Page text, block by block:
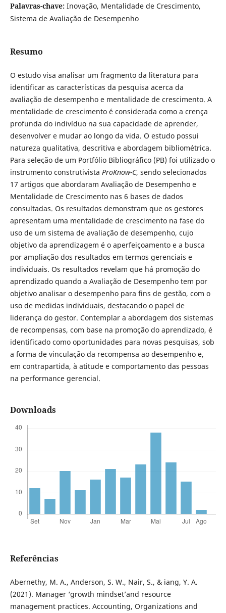
Palavras-chave: Inovação, Mentalidade de Crescimento,
Sistema de Avaliação de Desempenho
Resumo
O estudo visa analisar um fragmento da literatura para
identificar as características da pesquisa acerca da
avaliação de desempenho e mentalidade de crescimento. A
mentalidade de crescimento é considerada como a crença
profunda do indivíduo na sua capacidade de aprender,
desenvolver e mudar ao longo da vida. O estudo possui
natureza qualitativa, descritiva e abordagem bibliométrica.
Para seleção de um Portfólio Bibliográfico (PB) foi utilizado o
instrumento construtivista ProKnow-C, sendo selecionados
17 artigos que abordaram Avaliação de Desempenho e
Mentalidade de Crescimento nas 6 bases de dados
consultadas. Os resultados demonstram que os gestores
apresentam uma mentalidade de crescimento na fase do
uso de um sistema de avaliação de desempenho, cujo
objetivo da aprendizagem é o aperfeiçoamento e a busca
por ampliação dos resultados em termos gerenciais e
individuais. Os resultados revelam que há promoção do
aprendizado quando a Avaliação de Desempenho tem por
objetivo analisar o desempenho para fins de gestão, com o
uso de medidas individuais, destacando o papel de
liderança do gestor. Contemplar a abordagem dos sistemas
de recompensas, com base na promoção do aprendizado, é
identificado como oportunidades para novas pesquisas, sob
a forma de vinculação da recompensa ao desempenho e,
em contrapartida, à atitude e comportamento das pessoas
na performance gerencial.
Downloads
Referências
Abernethy, M. A., Anderson, S. W., Nair, S., & iang, Y. A.
(2021). Manager ‘growth mindset’and resource
management practices. Accounting, Organizations and